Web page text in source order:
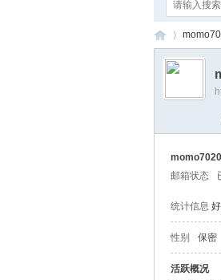
›
momo7020
邮箱状态
统计信息
性别 保密
活跃概况